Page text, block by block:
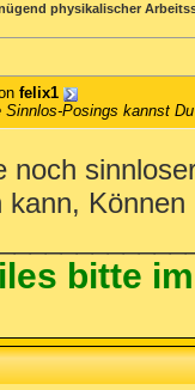
physikalischer
felix1
Sinnlos-Posings kannst
noch
kann,
bitte